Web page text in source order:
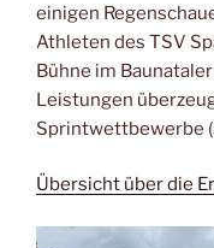
einigen
Athleten des TSV
Bühne im
Leistungen
Sprintwettbewerbe
Übersicht über die